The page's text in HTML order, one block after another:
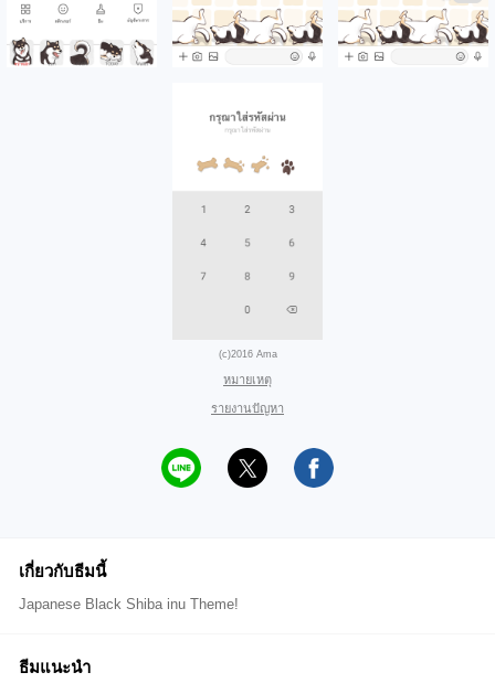
(c)2016 Ama
หมายเหตุ
รายงานปัญหา
เกี่ยวกับธีมนี้
Japanese Black Shiba inu Theme!
ธีมแนะนำ